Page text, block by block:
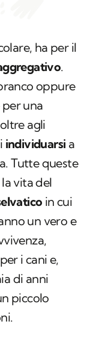
ha per il
.
oppure
per una
agli
individuarsi a
Tutte queste
vita del
in cui
un vero e
i cani e,
di anni
piccolo